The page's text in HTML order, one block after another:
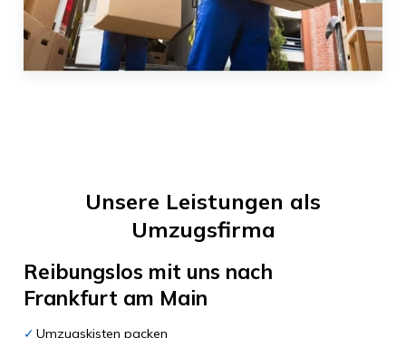
Unsere Leistungen als
Umzugsfirma
Reibungslos mit uns nach
Frankfurt am Main
Umzugskisten packen